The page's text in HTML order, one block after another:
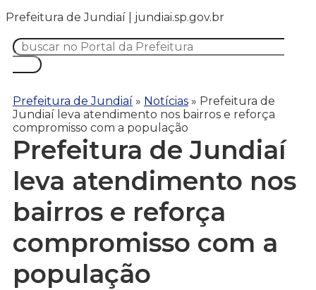
Prefeitura de Jundiaí | jundiai.sp.gov.br
Prefeitura de Jundiaí » Notícias » Prefeitura de
Jundiaí leva atendimento nos bairros e reforça
compromisso com a população
Prefeitura de Jundiaí
leva atendimento nos
bairros e reforça
compromisso com a
população